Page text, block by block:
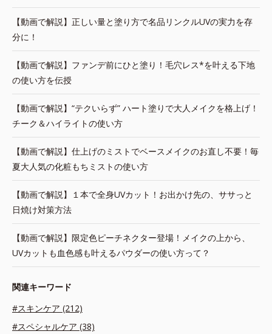
【動画で解説】正しい量と塗り方で名品リンクルUVの実力を存
分に！
【動画で解説】ファンデ前にひと塗り！毛穴レス*を叶える下地
の使い方を伝授
【動画で解説】“テクいらず” ハート塗りで大人メイクを格上げ！
チーク＆ハイライトの使い方
【動画で解説】仕上げのミストでベースメイクのお直し不要！毎
夏大人気の化粧もちミストの使い方
【動画で解説】１本で全身UVカット！お出かけ先の、ササっと
日焼け対策方法
【動画で解説】限定色ピーチネクター登場！メイクの上から、
UVカットも血色感も叶えるパウダーの使い方って？
関連キーワード
#スキンケア (212)
#スペシャルケア (38)